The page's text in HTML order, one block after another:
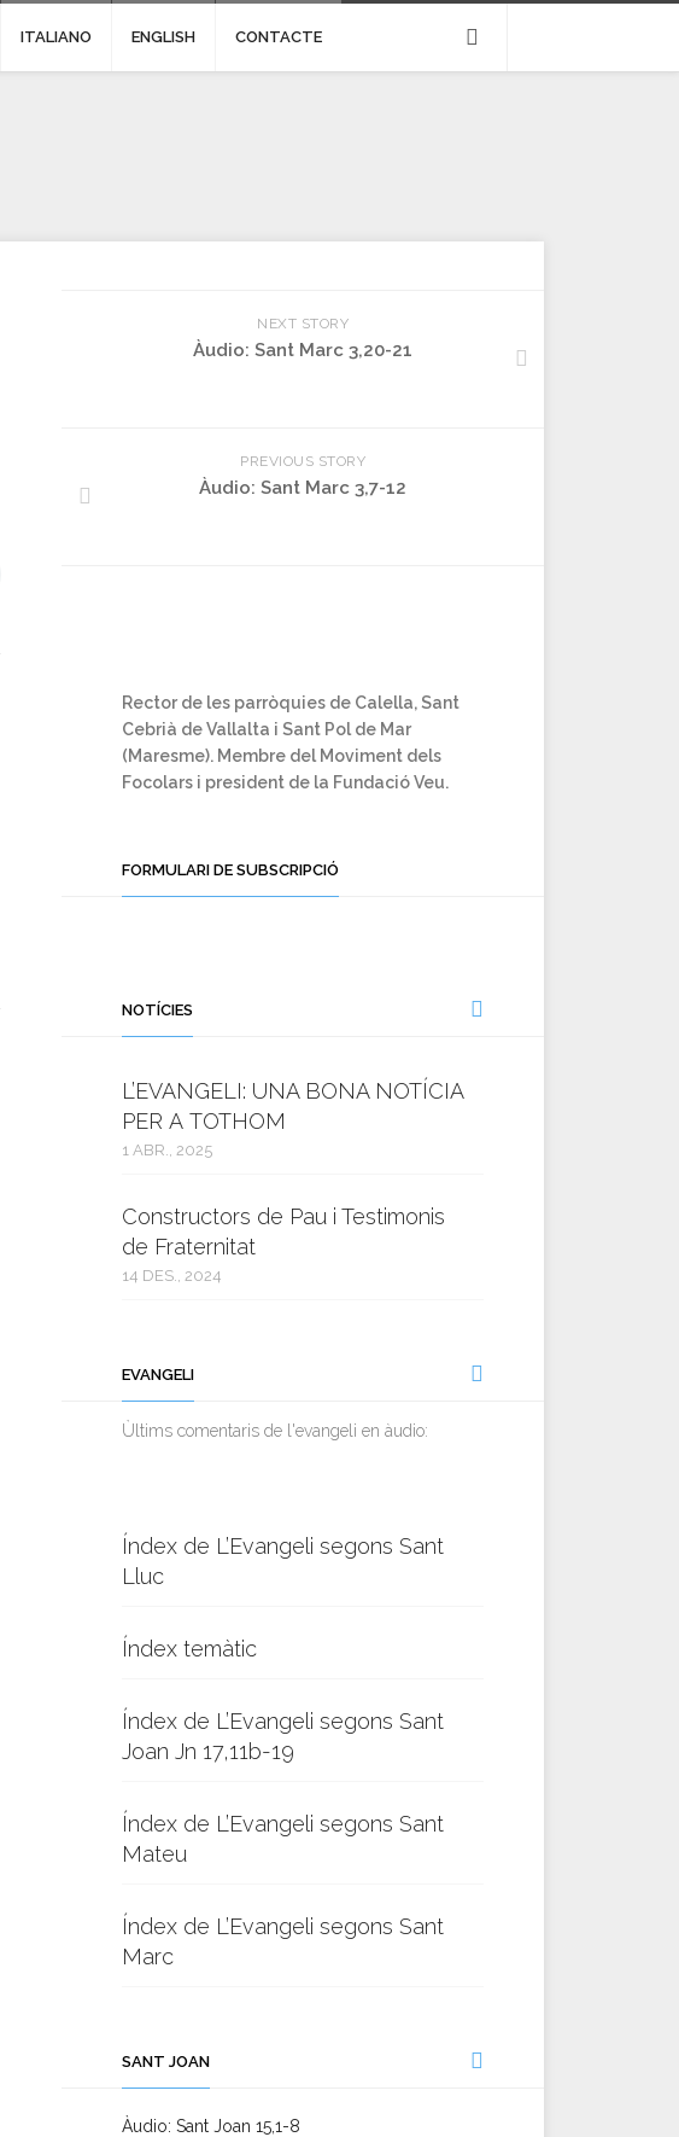
ITALIANO ENGLISH CONTACTE
NEXT STORY
Àudio: Sant Marc 3,20-21
PREVIOUS STORY
Àudio: Sant Marc 3,7-12
Rector de les parròquies de Calella, Sant
Cebrià de Vallalta i Sant Pol de Mar
(Maresme). Membre del Moviment dels
Focolars i president de la Fundació Veu.
FORMULARI DE SUBSCRIPCIÓ
NOTÍCIES
L’EVANGELI: UNA BONA NOTÍCIA
PER A TOTHOM
1 ABR., 2025
Constructors de Pau i Testimonis
de Fraternitat
14 DES., 2024
EVANGELI
Ùltims comentaris de l'evangeli en àudio:
Índex de L’Evangeli segons Sant
Lluc
Índex temàtic
Índex de L’Evangeli segons Sant
Joan Jn 17,11b-19
Índex de L’Evangeli segons Sant
Mateu
Índex de L’Evangeli segons Sant
Marc
SANT JOAN
Àudio: Sant Joan 15,1-8